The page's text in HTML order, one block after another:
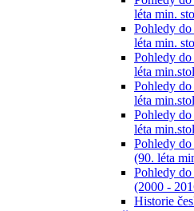
léta min.
Pohledy
léta min.
Pohledy
léta
Pohledy
léta
Pohledy
léta
Pohledy
(90. léta
Pohledy do
(2000 -
Historie